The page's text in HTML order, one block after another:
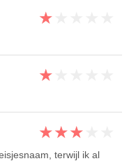
★
★
★★★
terwijl ik al